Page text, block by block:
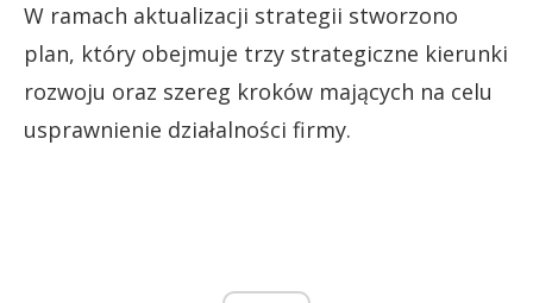
W ramach aktualizacji strategii stworzono
plan, który obejmuje trzy strategiczne kierunki
rozwoju oraz szereg kroków mających na celu
usprawnienie działalności firmy.